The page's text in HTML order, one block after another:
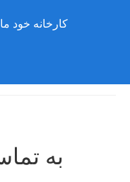
کارخانه خود
به